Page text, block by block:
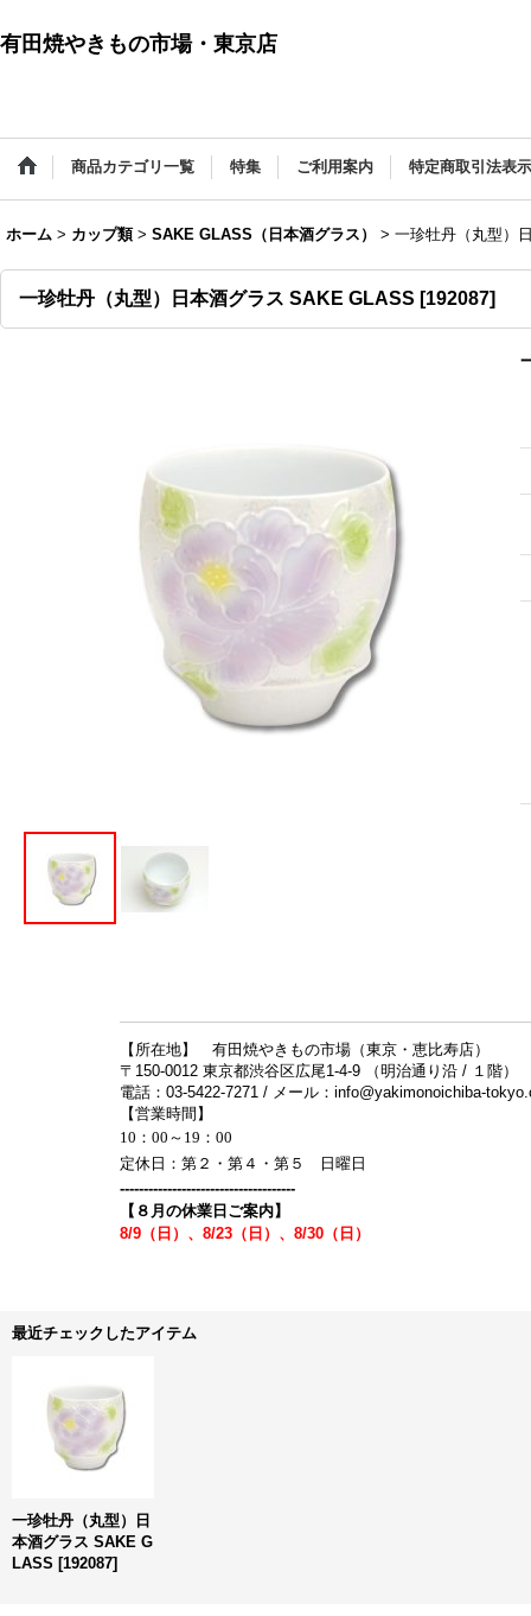
有田焼やきもの市場・東京店
商品カテゴリ一覧 特集 ご利用案内 特定商取引法表示
ホーム > カップ類 > SAKE GLASS（日本酒グラス） > 一珍牡丹（丸型）
一珍牡丹（丸型）日本酒グラス SAKE GLASS [192087]
【所在地】 有田焼やきもの市場（東京・恵比寿店）
〒150-0012 東京都渋谷区広尾1-4-9 （明治通り沿 / １階）
電話：03-5422-7271 / メール：info@yakimonoichiba-
【営業時間】
10：00～19：00
定休日：第２・第４・第５ 日曜日
-------------------------------------
【８月の休業日ご案内】
8/9（日）、8/23（日）、8/30（日）
最近チェックしたアイテム
一珍牡丹（丸型）日
本酒グラス SAKE G
LASS [192087]